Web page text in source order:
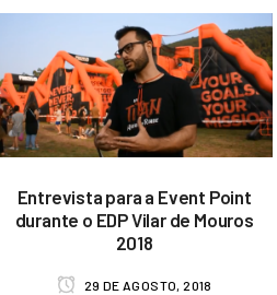
Entrevista para a Event Point
durante o EDP Vilar de Mouros
2018
29 DE AGOSTO, 2018